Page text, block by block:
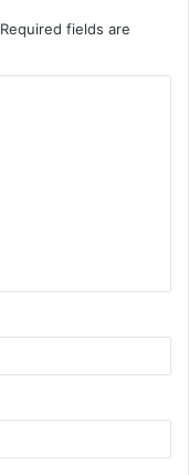
Required fields are